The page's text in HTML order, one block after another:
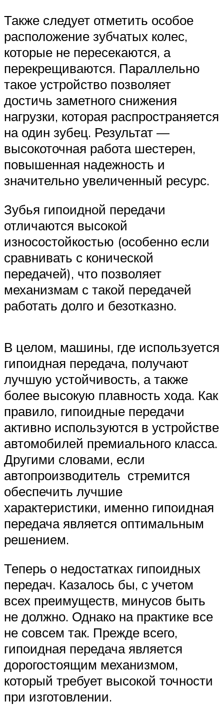
Также следует отметить особое
расположение зубчатых колес,
которые не пересекаются, а
перекрещиваются. Параллельно
такое устройство позволяет
достичь заметного снижения
нагрузки, которая распространяется
на один зубец. Результат —
высокоточная работа шестерен,
повышенная надежность и
значительно увеличенный ресурс.
Зубья гипоидной передачи
отличаются высокой
износостойкостью (особенно если
сравнивать с конической
передачей), что позволяет
механизмам с такой передачей
работать долго и безотказно.
В целом, машины, где используется
гипоидная передача, получают
лучшую устойчивость, а также
более высокую плавность хода. Как
правило, гипоидные передачи
активно используются в устройстве
автомобилей премиального класса.
Другими словами, если
автопроизводитель стремится
обеспечить лучшие
характеристики, именно гипоидная
передача является оптимальным
решением.
Теперь о недостатках гипоидных
передач. Казалось бы, с учетом
всех преимуществ, минусов быть
не должно. Однако на практике все
не совсем так. Прежде всего,
гипоидная передача является
дорогостоящим механизмом,
который требует высокой точности
при изготовлении.